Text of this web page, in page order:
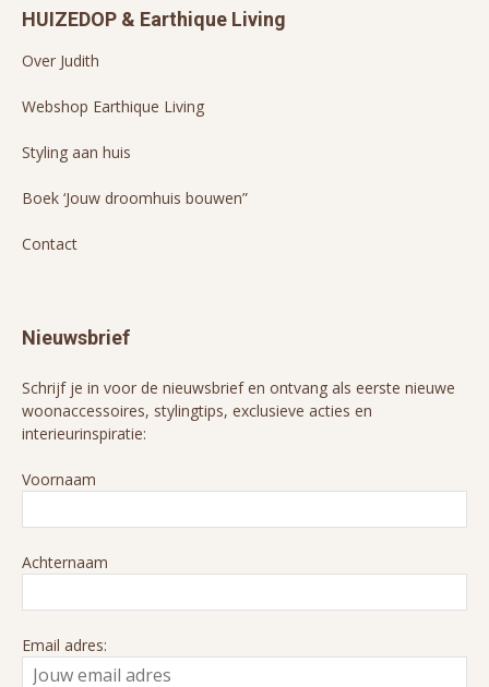
HUIZEDOP & Earthique Living
Over Judith
Webshop Earthique Living
Styling aan huis
Boek ‘Jouw droomhuis bouwen”
Contact
Nieuwsbrief
Schrijf je in voor de nieuwsbrief en ontvang als eerste nieuwe
woonaccessoires, stylingtips, exclusieve acties en
interieurinspiratie:
Voornaam
Achternaam
Email adres: